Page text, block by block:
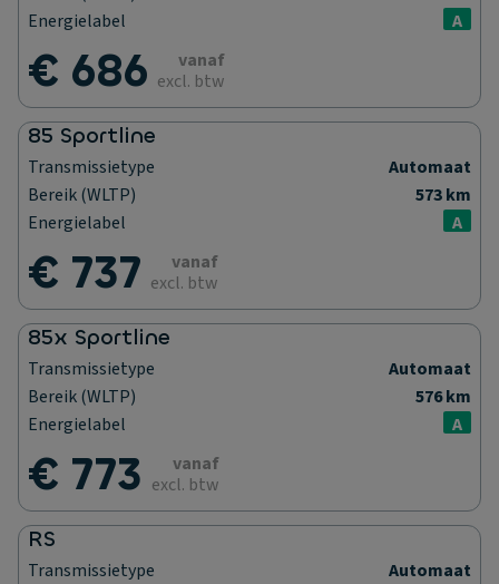
Energielabel
A
€ 686
vanaf
excl. btw
85 Sportline
Transmissietype
Automaat
Bereik (WLTP)
573 km
Energielabel
A
€ 737
vanaf
excl. btw
85x Sportline
Transmissietype
Automaat
Bereik (WLTP)
576 km
Energielabel
A
€ 773
vanaf
excl. btw
RS
Transmissietype
Automaat